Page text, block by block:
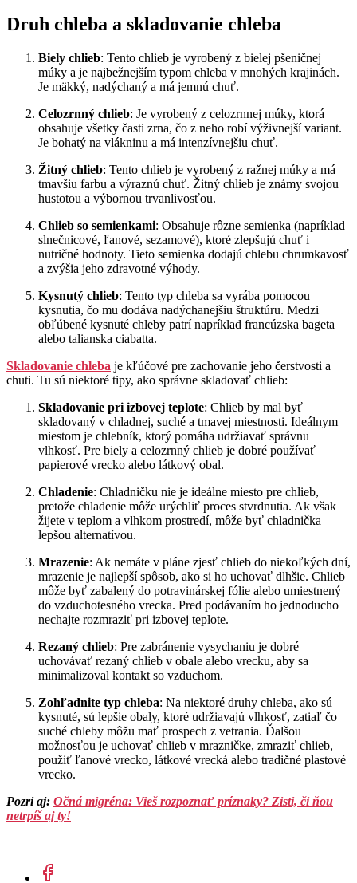
Druh chleba a skladovanie chleba
Biely chlieb: Tento chlieb je vyrobený z bielej pšeničnej
múky a je najbežnejším typom chleba v mnohých krajinách.
Je mäkký, nadýchaný a má jemnú chuť.
Celozrnný chlieb: Je vyrobený z celozrnnej múky, ktorá
obsahuje všetky časti zrna, čo z neho robí výživnejší variant.
Je bohatý na vlákninu a má intenzívnejšiu chuť.
Žitný chlieb: Tento chlieb je vyrobený z ražnej múky a má
tmavšiu farbu a výraznú chuť. Žitný chlieb je známy svojou
hustotou a výbornou trvanlivosťou.
Chlieb so semienkami: Obsahuje rôzne semienka (napríklad
slnečnicové, ľanové, sezamové), ktoré zlepšujú chuť i
nutričné hodnoty. Tieto semienka dodajú chlebu chrumkavosť
a zvýšia jeho zdravotné výhody.
Kysnutý chlieb: Tento typ chleba sa vyrába pomocou
kysnutia, čo mu dodáva nadýchanejšiu štruktúru. Medzi
obľúbené kysnuté chleby patrí napríklad francúzska bageta
alebo talianska ciabatta.
Skladovanie chleba je kľúčové pre zachovanie jeho čerstvosti a
chuti. Tu sú niektoré tipy, ako správne skladovať chlieb:
Skladovanie pri izbovej teplote: Chlieb by mal byť
skladovaný v chladnej, suché a tmavej miestnosti. Ideálnym
miestom je chlebník, ktorý pomáha udržiavať správnu
vlhkosť. Pre biely a celozrnný chlieb je dobré používať
papierové vrecko alebo látkový obal.
Chladenie: Chladničku nie je ideálne miesto pre chlieb,
pretože chladenie môže urýchliť proces stvrdnutia. Ak však
žijete v teplom a vlhkom prostredí, môže byť chladnička
lepšou alternatívou.
Mrazenie: Ak nemáte v pláne zjesť chlieb do niekoľkých dní,
mrazenie je najlepší spôsob, ako si ho uchovať dlhšie. Chlieb
môže byť zabalený do potravinárskej fólie alebo umiestnený
do vzduchotesného vrecka. Pred podávaním ho jednoducho
nechajte rozmraziť pri izbovej teplote.
Rezaný chlieb: Pre zabránenie vysychaniu je dobré
uchovávať rezaný chlieb v obale alebo vrecku, aby sa
minimalizoval kontakt so vzduchom.
Zohľadnite typ chleba: Na niektoré druhy chleba, ako sú
kysnuté, sú lepšie obaly, ktoré udržiavajú vlhkosť, zatiaľ čo
suché chleby môžu mať prospech z vetrania. Ďalšou
možnosťou je uchovať chlieb v mrazničke, zmraziť chlieb,
použiť ľanové vrecko, látkové vrecká alebo tradičné plastové
vrecko.
Pozri aj: Očná migréna: Vieš rozpoznať príznaky? Zisti, či ňou
netrpíš aj ty!